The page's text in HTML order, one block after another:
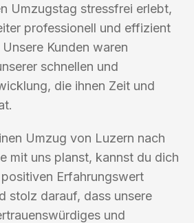
Umzugstag stressfrei erlebt,
professionell und effizient
Kunden waren
schnellen und
die ihnen Zeit und
Umzug von Luzern nach
mit uns planst, kannst du dich
Erfahrungswert
stolz darauf, dass unsere
und